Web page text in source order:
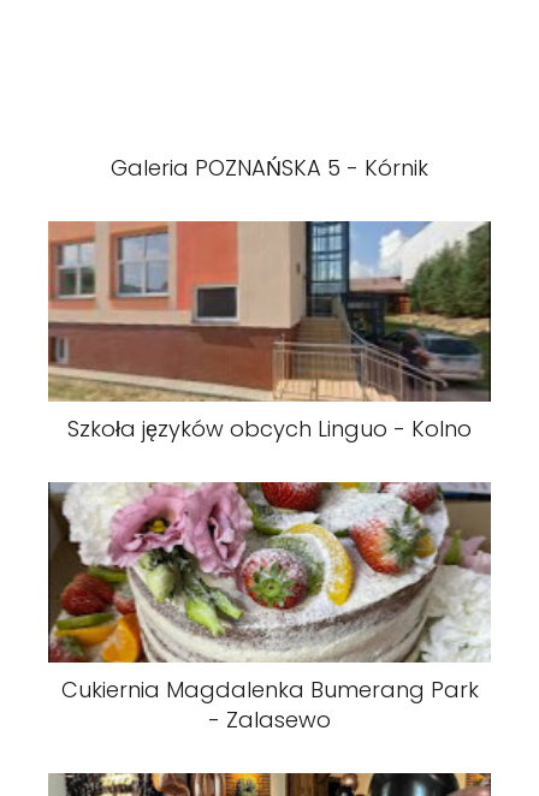
Galeria POZNAŃSKA 5 - Kórnik
Szkoła języków obcych Linguo - Kolno
Cukiernia Magdalenka Bumerang Park
- Zalasewo